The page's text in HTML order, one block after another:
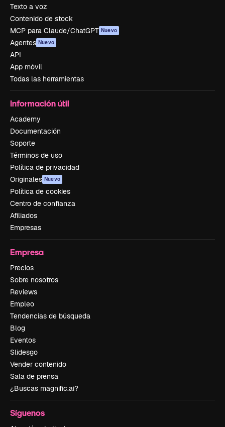
Texto a voz
Contenido de stock
MCP para Claude/ChatGPT Nuevo
Agentes Nuevo
API
App móvil
Todas las herramientas
Información útil
Academy
Documentación
Soporte
Términos de uso
Política de privacidad
Originales Nuevo
Política de cookies
Centro de confianza
Afiliados
Empresas
Empresa
Precios
Sobre nosotros
Reviews
Empleo
Tendencias de búsqueda
Blog
Eventos
Slidesgo
Vender contenido
Sala de prensa
¿Buscas magnific.ai?
Síguenos